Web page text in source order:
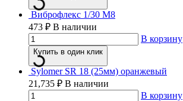
Виброфлекс 1/30 М8
473 ₽ В наличии
В корзину
Купить в один клик
Sylomer SR 18 (25мм) оранжевый
21,735 ₽ В наличии
В корзину